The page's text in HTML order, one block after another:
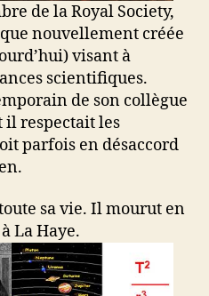
de la Royal Society,
nouvellement créée
visant à
scientifiques.
de son collègue
il respectait les
parfois en désaccord
sa vie. Il mourut en
La Haye.